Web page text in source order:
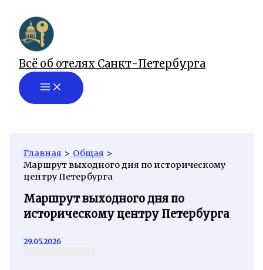
содержимому
Всё об отелях Санкт-Петербурга
Главная
Общая
Маршрут выходного дня по историческому
центру Петербурга
Маршрут выходного дня по
историческому центру Петербурга
29.05.2026